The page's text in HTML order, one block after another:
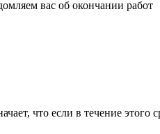
вас об окончании работ
что если в течение этого